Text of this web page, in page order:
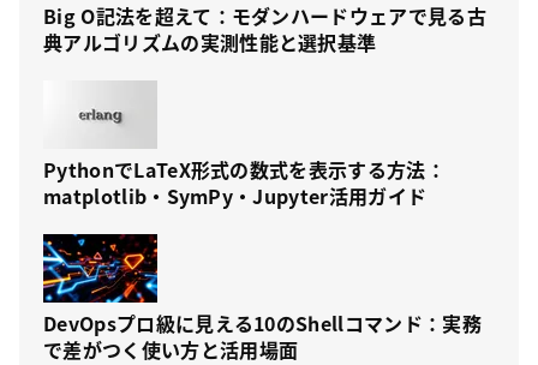
Big O記法を超えて：モダンハードウェアで見る古
典アルゴリズムの実測性能と選択基準
PythonでLaTeX形式の数式を表示する方法：
matplotlib・SymPy・Jupyter活用ガイド
DevOpsプロ級に見える10のShellコマンド：実務
で差がつく使い方と活用場面